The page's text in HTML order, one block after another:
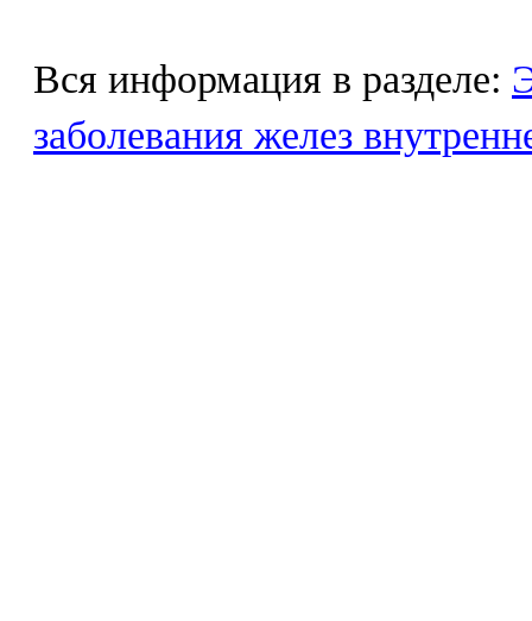
Вся информация в разделе:
заболевания желез